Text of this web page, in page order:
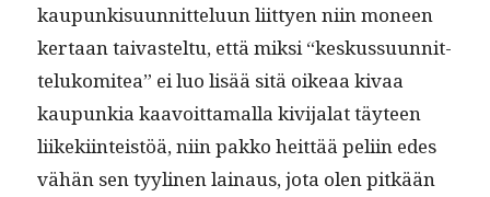
kaupunkisu­un­nit­telu­un liit­tyen niin mon­een
ker­taan taivastel­tu, että mik­si “keskus­su­un­nit­
telukomitea” ei luo lisää sitä oikeaa kivaa
kaupunkia kaavoit­ta­mal­la kivi­jalat täy­teen
liikeki­in­teistöä, niin pakko heit­tää peli­in edes
vähän sen tyy­li­nen lain­aus, jota olen pitkään